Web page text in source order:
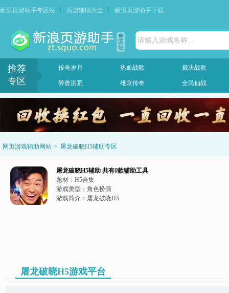
新浪页游助手专区站 页游辅助大全 新浪页游助手下载
请输入游戏名称...
推荐
专区
传奇岁月 热血战歌 裁决战歌
异兽洪荒 维京传奇 全民仙战
网页游戏辅助网站 > 屠龙破晓H5辅助专区
屠龙破晓H5辅助 共有0款辅助工具
题材： H5合集
游戏类型： 角色扮演
游戏简介： 屠龙破晓H5
屠龙破晓H5游戏平台